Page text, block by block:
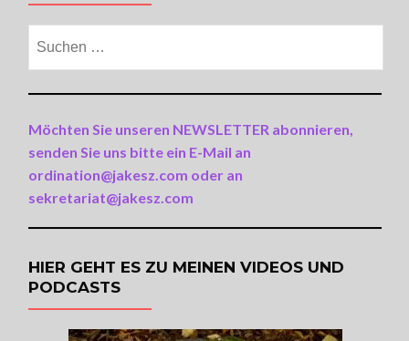
nach:
Möchten Sie unseren NEWSLETTER abonnieren,
senden Sie uns bitte ein E-Mail an
ordination@jakesz.com oder an
sekretariat@jakesz.com
HIER GEHT ES ZU MEINEN VIDEOS UND
PODCASTS